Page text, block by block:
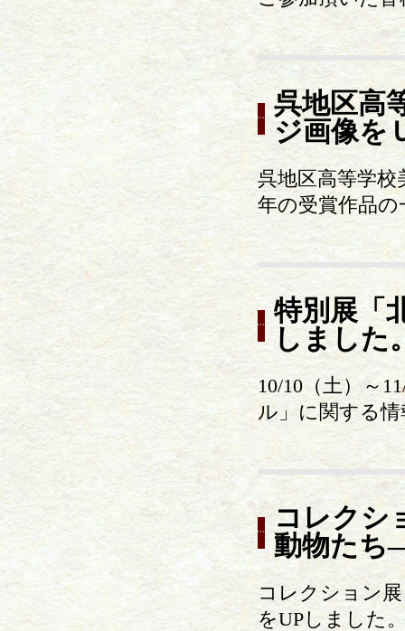
呉地区高
ジ画像を
呉地区高等学
年の受賞作品
特別展「
しました
10/10（土）～
ル」に関する
コレクシ
動物たち
コレクション
をUPしました